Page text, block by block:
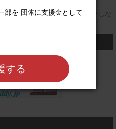
う場合は、そのたびにクリックしな
部を 団体に支援金として
する